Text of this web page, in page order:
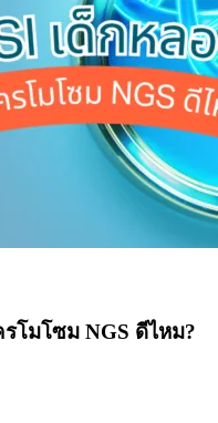
โมโซม NGS ดีไหม?